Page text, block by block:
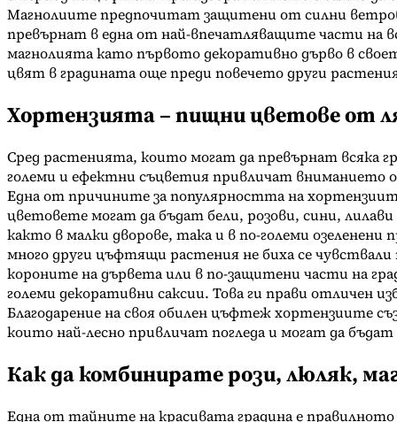
Магнолиите предпочитат защитени от силни
превърнат в една от най-впечатляващите части на
магнолията като първото декоративно дърво в
цвят в градината още преди повечето други
Хортензията – пищни цветове от
Сред растенията, които могат да превърнат всяка
големи и ефектни съцветия привличат вниманието
Една от причините за популярността на
цветовете могат да бъдат бели, розови, сини,
както в малки дворове, така и в по-големи
много други цъфтящи растения не биха се чувствали
короните на дървета или в по-защитени части на
големи декоративни саксии. Това ги прави отличен
Благодарение на своя обилен цъфтеж хортензиите
които най-лесно привличат погледа и могат да
Как да комбинирате рози, люляк,
Една от тайните на красивата градина е